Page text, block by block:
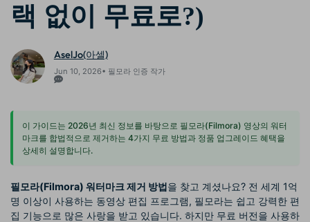
랙 없이 무료로?)
AselJo(아셀)
Jun 10, 2026• 필모라 인증 작가
이 가이드는 2026년 최신 정보를 바탕으로 필모라(Filmora) 영상의 워터
마크를 합법적으로 제거하는 4가지 무료 방법과 정품 업그레이드 혜택을
상세히 설명합니다.
필모라(Filmora) 워터마크 제거 방법을 찾고 계셨나요? 전 세계 1억
명 이상이 사용하는 동영상 편집 프로그램, 필모라는 쉽고 강력한 편
집 기능으로 많은 사랑을 받고 있습니다. 하지만 무료 버전을 사용하